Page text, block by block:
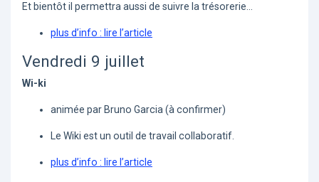
Et bientôt il permettra aussi de suivre la trésorerie...
plus d’info : lire l’article
Vendredi 9 juillet
Wi-ki
animée par Bruno Garcia (à confirmer)
Le Wiki est un outil de travail collaboratif.
plus d’info : lire l’article